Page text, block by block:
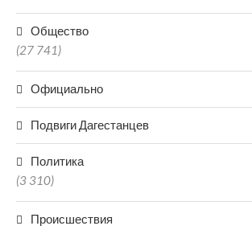
Общество
(27 741)
Официально
Подвиги Дагестанцев
Политика
(3 310)
Происшествия